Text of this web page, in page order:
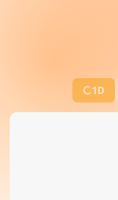
1D